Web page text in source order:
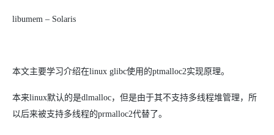
libumem – Solaris
本文主要学习介绍在linux glibc使用的ptmalloc2实现原理。
本来linux默认的是dlmalloc，但是由于其不支持多线程堆管理，所
以后来被支持多线程的prmalloc2代替了。